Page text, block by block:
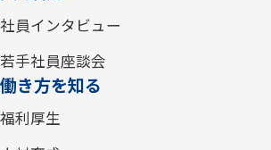
社員インタビュー
若手社員座談会
働き方を知る
福利厚生